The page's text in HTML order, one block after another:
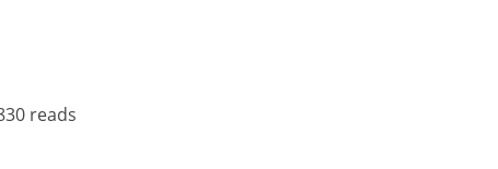
reads